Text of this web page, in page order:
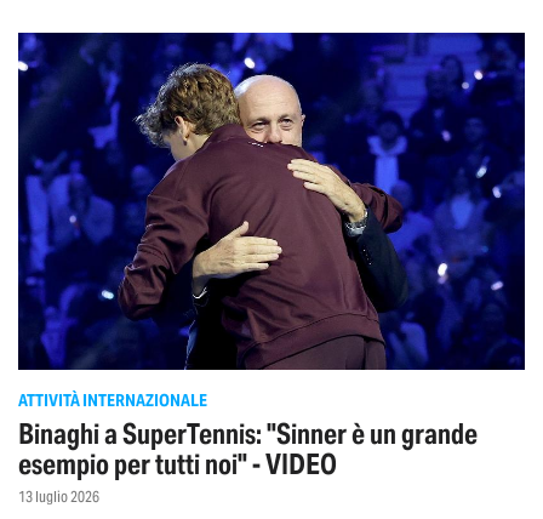
ATTIVITÀ INTERNAZIONALE
Binaghi a SuperTennis: "Sinner è un grande
esempio per tutti noi" - VIDEO
13 luglio 2026